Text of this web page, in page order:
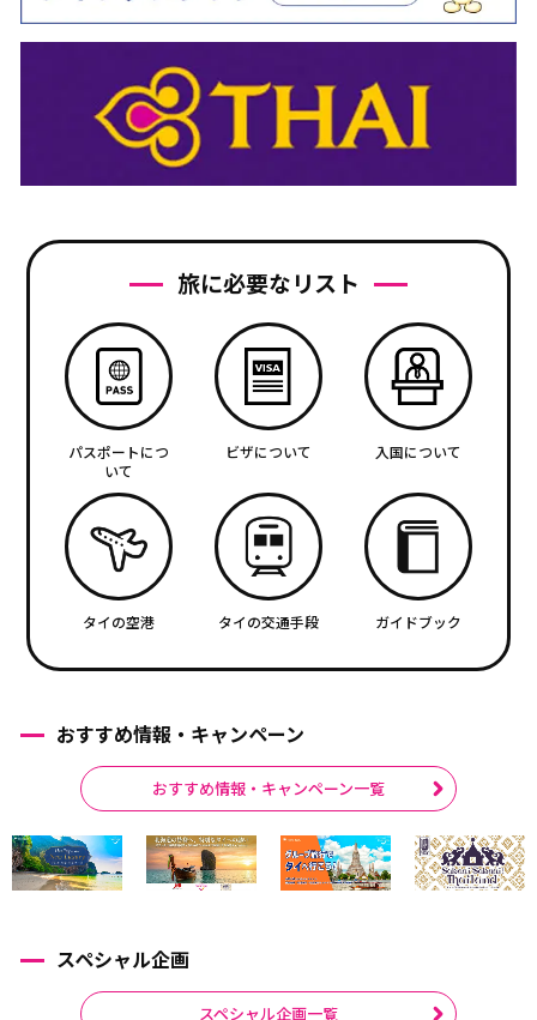
旅に必要なリスト
パスポートにつ
いて
ビザについて 入国について
タイの空港 タイの交通手段 ガイドブック
おすすめ情報・キャンペーン
おすすめ情報・キャンペーン一覧
スペシャル企画
スペシャル企画一覧